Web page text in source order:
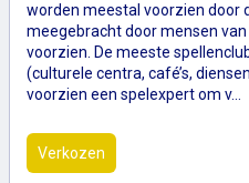
worden meestal voorzien door
meegebracht door mensen
voorzien. De meeste
(culturele centra, café’s,
voorzien een spelexpert om v…
Verkozen